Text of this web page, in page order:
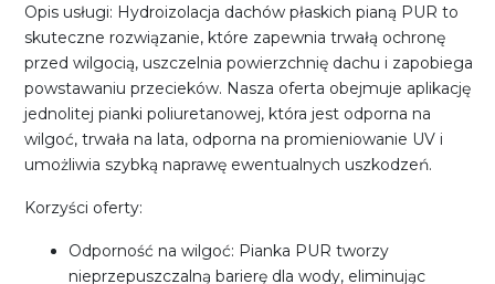
Opis usługi: Hydroizolacja dachów płaskich pianą PUR to
skuteczne rozwiązanie, które zapewnia trwałą ochronę
przed wilgocią, uszczelnia powierzchnię dachu i zapobiega
powstawaniu przecieków. Nasza oferta obejmuje aplikację
jednolitej pianki poliuretanowej, która jest odporna na
wilgoć, trwała na lata, odporna na promieniowanie UV i
umożliwia szybką naprawę ewentualnych uszkodzeń.
Korzyści oferty:
Odporność na wilgoć: Pianka PUR tworzy
nieprzepuszczalną barierę dla wody, eliminując